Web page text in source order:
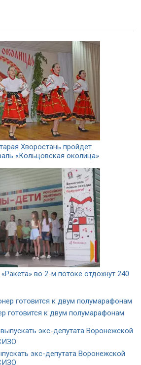
Хворостань пройдет
«Кольцовская околица»
во 2-м потоке отдохнут 240
готовится к двум полумарафонам
экс-депутата Воронежской